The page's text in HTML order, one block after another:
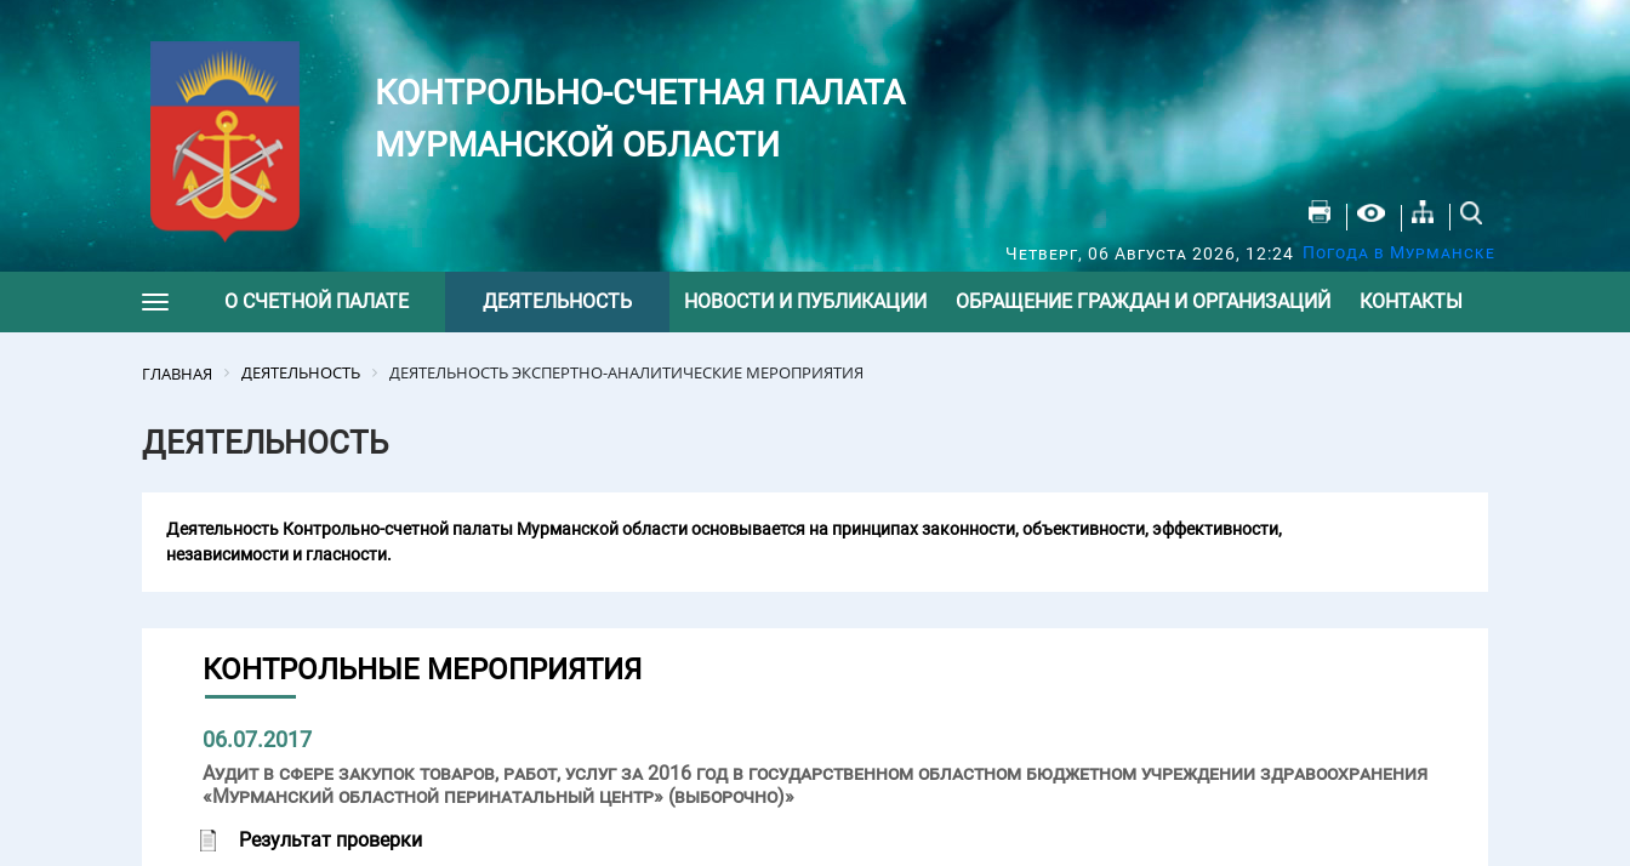
КОНТРОЛЬНО-СЧЕТНАЯ ПАЛАТА
МУРМАНСКОЙ ОБЛАСТИ
Четверг, 06 Августа 2026, 12:24 Погода в Мурманске
Toggle navigation
О СЧЕТНОЙ ПАЛАТЕ ДЕЯТЕЛЬНОСТЬ НОВОСТИ И ПУБЛИКАЦИИ ОБРАЩЕНИЕ ГРАЖДАН И ОРГАНИЗАЦИЙ КОНТАКТЫ
ГЛАВНАЯ ДЕЯТЕЛЬНОСТЬ ДЕЯТЕЛЬНОСТЬ ЭКСПЕРТНО-АНАЛИТИЧЕСКИЕ МЕРОПРИЯТИЯ
ДЕЯТЕЛЬНОСТЬ
Деятельность Контрольно-счетной палаты Мурманской области основывается на принципах законности, объективности, эффективности,
независимости и гласности.
КОНТРОЛЬНЫЕ МЕРОПРИЯТИЯ
06.07.2017
Аудит в сфере закупок товаров, работ, услуг за 2016 год в государственном областном бюджетном учреждении здравоохранения
«Мурманский областной перинатальный центр» (выборочно)»
Результат проверки